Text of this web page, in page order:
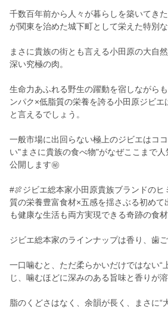
千数百年前から人々が暮らしを築いてき
が関東を治めた城下町として栄えた特別な
まさに貴族の街とも言える小田原の大自
深い究極の肉。
生命力あふれる野生の躍動を宿しながら
ンパク×低脂質の栄養を誇る小田原ジビエ
と言えるでしょう。
一般市場に出回らない極上のジビエはコ
い"まさに貴族の食べ物"がなぜここまで
公開します㊙
#🍖ジビエ総本家小田原貴族ブランドの
質の栄養豊富食材×五感を揺さぶる初めて
も健康な生活も両方実現できる奇跡の食材
ジビエ総本家のラインナップは香り、歯ご
一口噛むと、ただ柔らかいだけではない“
じ、噛むほどに深みのある旨味と香りが溶
脂のくどさはなく、余韻が長く、まさに“